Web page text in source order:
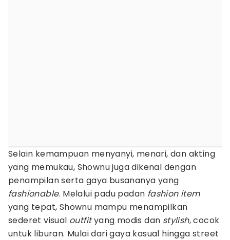
Selain kemampuan menyanyi, menari, dan akting
yang memukau, Shownu juga dikenal dengan
penampilan serta gaya busananya yang
fashionable. Melalui padu padan fashion item
yang tepat, Shownu mampu menampilkan
sederet visual outfityang modis dan stylish, cocok
untuk liburan. Mulai dari gaya kasual hingga street